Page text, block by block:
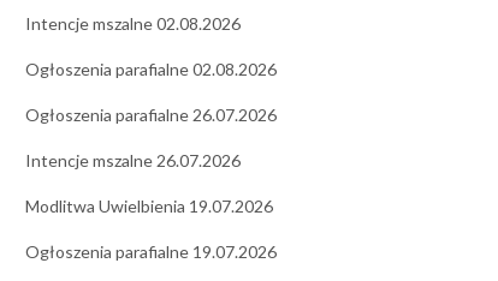
Intencje mszalne 02.08.2026
Ogłoszenia parafialne 02.08.2026
Ogłoszenia parafialne 26.07.2026
Intencje mszalne 26.07.2026
Modlitwa Uwielbienia 19.07.2026
Ogłoszenia parafialne 19.07.2026